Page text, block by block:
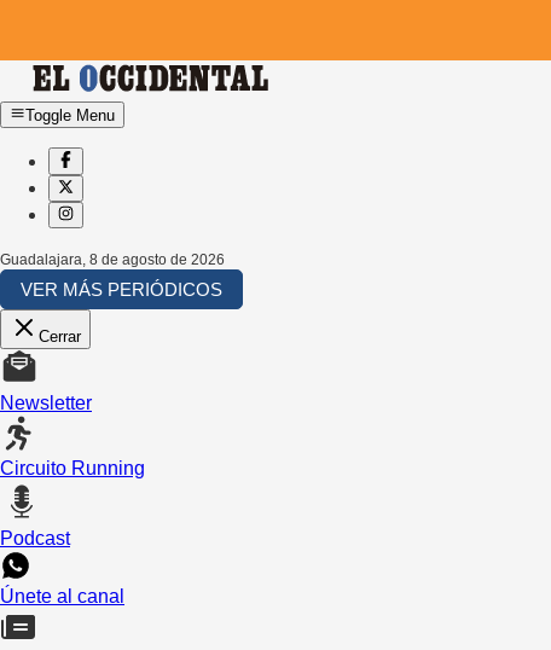
Toggle Menu
Guadalajara, 8 de agosto de 2026
VER MÁS PERIÓDICOS
Cerrar
Newsletter
Circuito Running
Podcast
Únete al canal